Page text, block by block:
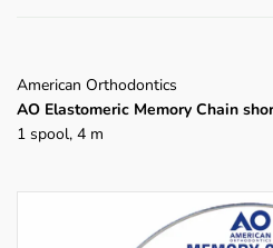
American Orthodontics
AO Elastomeric Memory Chain
1 spool, 4 m